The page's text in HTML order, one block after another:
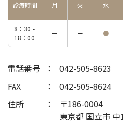
診療時間 月 火 水
8：30 -
18：00
ー ー ●
電話番号
042-505-8623
FAX
042-505-8624
住所
〒186-0004
東京都 国立市